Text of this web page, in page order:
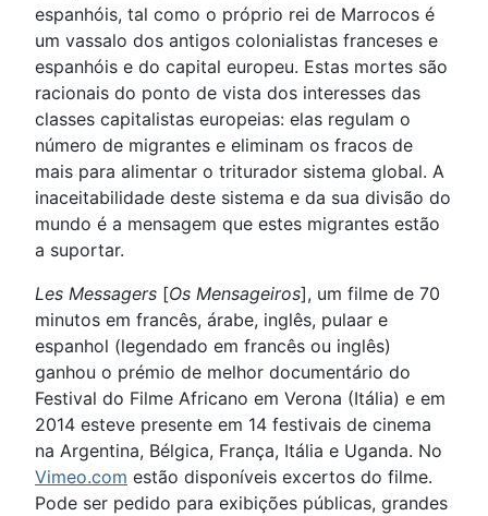
espanhóis, tal como o próprio rei de Marrocos é
um vassalo dos antigos colonialistas franceses e
espanhóis e do capital europeu. Estas mortes são
racionais do ponto de vista dos interesses das
classes capitalistas europeias: elas regulam o
número de migrantes e eliminam os fracos de
mais para alimentar o triturador sistema global. A
inaceitabilidade deste sistema e da sua divisão do
mundo é a mensagem que estes migrantes estão
a suportar.
Les Messagers [Os Mensageiros], um filme de 70
minutos em francês, árabe, inglês, pulaar e
espanhol (legendado em francês ou inglês)
ganhou o prémio de melhor documentário do
Festival do Filme Africano em Verona (Itália) e em
2014 esteve presente em 14 festivais de cinema
na Argentina, Bélgica, França, Itália e Uganda. No
Vimeo.com estão disponíveis excertos do filme.
Pode ser pedido para exibições públicas, grandes